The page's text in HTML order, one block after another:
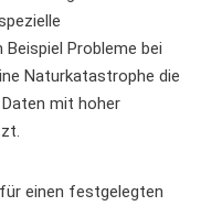
Probleme bei
Naturkatastrophe die
mit hoher
einen festgelegten